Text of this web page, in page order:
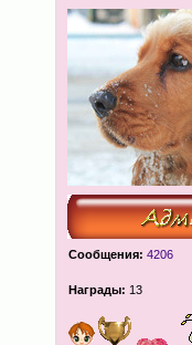
Сообщения: 4206
Награды: 13